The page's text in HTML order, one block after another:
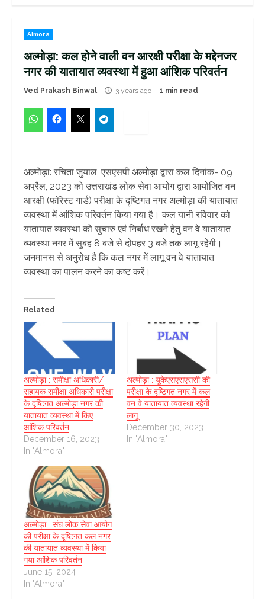
Almora
अल्मोड़ा: कल होने वाली वन आरक्षी परीक्षा के मद्देनजर
नगर की यातायात व्यवस्था में हुआ आंशिक परिवर्तन
Ved Prakash Binwal 3 years ago 1 min read
अल्मोड़ा: रचिता जुयाल, एसएसपी अल्मोड़ा द्वारा कल दिनांक- 09
अप्रैल, 2023 को उत्तराखंड लोक सेवा आयोग द्वारा आयोजित वन
आरक्षी (फॉरेस्ट गार्ड) परीक्षा के दृष्टिगत नगर अल्मोड़ा की यातायात
व्यवस्था में आंशिक परिवर्तन किया गया है। कल यानी रविवार को
यातायात व्यवस्था को सुचारु एवं निर्बाध रखने हेतु वन वे यातायात
व्यवस्था नगर में सुबह 8 बजे से दोपहर 3 बजे तक लागू रहेगी।
जनमानस से अनुरोध है कि कल नगर में लागू वन वे यातायात
व्यवस्था का पालन करने का कष्ट करें।
Related
अल्मोड़ा : समीक्षा अधिकारी/
सहायक समीक्षा अधिकारी परीक्षा
के दृष्टिगत अल्मोड़ा नगर की
यातायात व्यवस्था में किए
आंशिक परिवर्तन
December 16, 2023
In "Almora"
अल्मोड़ा : यूकेएसएसएससी की
परीक्षा के दृष्टिगत नगर में कल
वन वे यातायात व्यवस्था रहेगी
लागू
December 30, 2023
In "Almora"
अल्मोड़ा : संघ लोक सेवा आयोग
की परीक्षा के दृष्टिगत कल नगर
की यातायात व्यवस्था में किया
गया आंशिक परिवर्तन
June 15, 2024
In "Almora"